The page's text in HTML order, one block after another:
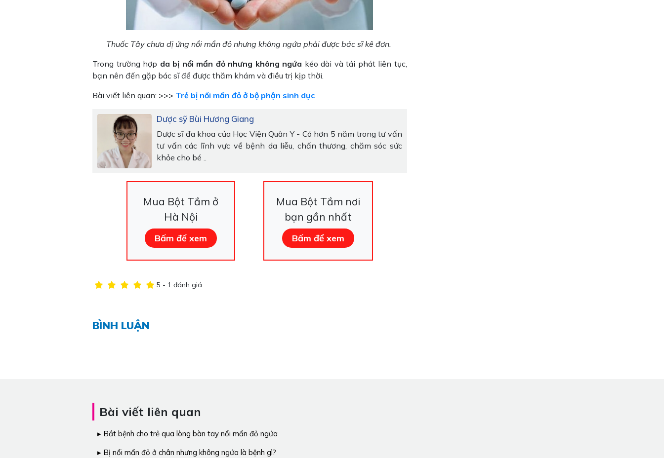
Thuốc Tây chưa dị ứng nổi mẩn đỏ nhưng không ngứa phải được bác sĩ kê đơn.
Trong trường hợp da bị nổi mẩn đỏ nhưng không ngứa kéo dài và tái phát liên tục,
bạn nên đến gặp bác sĩ để được thăm khám và điều trị kịp thời.
Bài viết liên quan: >>> Trẻ bị nổi mẩn đỏ ở bộ phận sinh dục
Dược sỹ Bùi Hương Giang
Dược sĩ đa khoa của Học Viện Quân Y - Có hơn 5 năm trong tư vấn
tư vấn các lĩnh vực về bệnh da liễu, chấn thương, chăm sóc sức
khỏe cho bé ..
Mua Bột Tắm ở
Hà Nội
Bấm để xem
Mua Bột Tắm nơi
bạn gần nhất
Bấm để xem
5 - 1 đánh giá
BÌNH LUẬN
Bài viết liên quan
Bắt bệnh cho trẻ qua lòng bàn tay nổi mẩn đỏ ngứa
Bị nổi mẩn đỏ ở chân nhưng không ngứa là bệnh gì?